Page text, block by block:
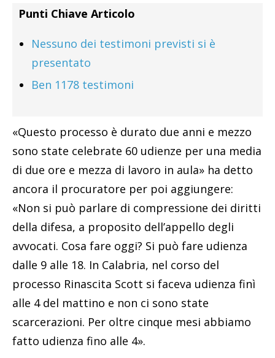
Punti Chiave Articolo
Nessuno dei testimoni previsti si è
presentato
Ben 1178 testimoni
«Questo processo è durato due anni e mezzo
sono state celebrate 60 udienze per una media
di due ore e mezza di lavoro in aula» ha detto
ancora il procuratore per poi aggiungere:
«Non si può parlare di compressione dei diritti
della difesa, a proposito dell’appello degli
avvocati. Cosa fare oggi? Si può fare udienza
dalle 9 alle 18. In Calabria, nel corso del
processo Rinascita Scott si faceva udienza finì
alle 4 del mattino e non ci sono state
scarcerazioni. Per oltre cinque mesi abbiamo
fatto udienza fino alle 4».